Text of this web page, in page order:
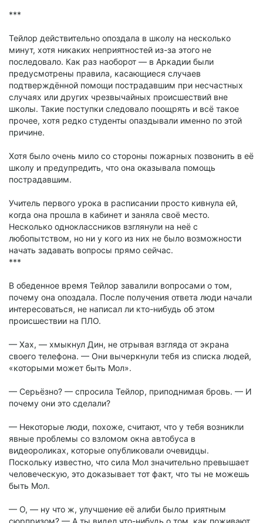
***
Тейлор действительно опоздала в школу на несколько
минут, хотя никаких неприятностей из-за этого не
последовало. Как раз наоборот — в Аркадии были
предусмотрены правила, касающиеся случаев
подтверждённой помощи пострадавшим при несчастных
случаях или других чрезвычайных происшествий вне
школы. Такие поступки следовало поощрять и всё такое
прочее, хотя редко студенты опаздывали именно по этой
причине.
Хотя было очень мило со стороны пожарных позвонить в её
школу и предупредить, что она оказывала помощь
пострадавшим.
Учитель первого урока в расписании просто кивнула ей,
когда она прошла в кабинет и заняла своё место.
Несколько одноклассников взглянули на неё с
любопытством, но ни у кого из них не было возможности
начать задавать вопросы прямо сейчас.
***
В обеденное время Тейлор завалили вопросами о том,
почему она опоздала. После получения ответа люди начали
интересоваться, не написал ли кто-нибудь об этом
происшествии на ПЛО.
— Хах, — хмыкнул Дин, не отрывая взгляда от экрана
своего телефона. — Они вычеркнули тебя из списка людей,
«которыми может быть Мол».
— Серьёзно? — спросила Тейлор, приподнимая бровь. — И
почему они это сделали?
— Некоторые люди, похоже, считают, что у тебя возникли
явные проблемы со взломом окна автобуса в
видеороликах, которые опубликовали очевидцы.
Поскольку известно, что сила Мол значительно превышает
человеческую, это доказывает тот факт, что ты не можешь
быть Мол.
— О, — ну что ж, улучшение её алиби было приятным
сюрпризом? — А ты видел что-нибудь о том, как поживают